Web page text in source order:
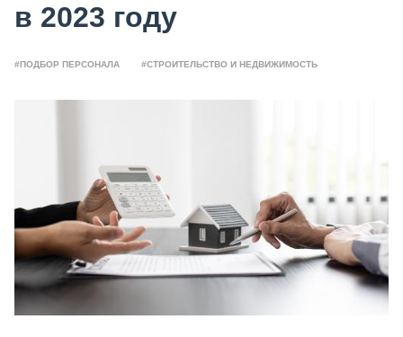
в 2023 году
#ПОДБОР ПЕРСОНАЛА #СТРОИТЕЛЬСТВО И НЕДВИЖИМОСТЬ